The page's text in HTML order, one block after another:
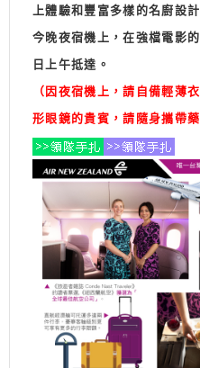
上體驗和豐富多樣的名廚設
今晚夜宿機上，在強檔電影
日上午抵達。
（因夜宿機上，請自備輕薄
形眼鏡的貴賓，請隨身攜帶藥